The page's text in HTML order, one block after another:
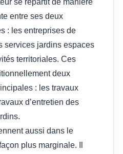
se répartit de manière
entre ses deux
: les entreprises de
services jardins espaces
territoriales. Ces
deux
: les travaux
d’entretien des
aussi dans le
plus marginale. Il